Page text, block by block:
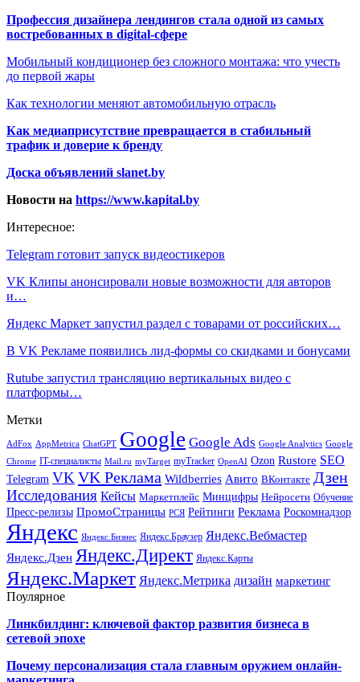
Профессия дизайнера лендингов стала одной из самых
востребованных в digital-сфере
Мобильный кондиционер без сложного монтажа: что учесть
до первой жары
Как технологии меняют автомобильную отрасль
Как медиаприсутствие превращается в стабильный
трафик и доверие к бренду
Доска объявлений slanet.by
Новости на https://www.kapital.by
Интересное:
Telegram готовит запуск видеостикеров
VK Клипы анонсировали новые возможности для авторов
и…
Яндекс Маркет запустил раздел с товарами от российских…
В VK Рекламе появились лид-формы со скидками и бонусами
Rutube запустил трансляцию вертикальных видео с
платформы…
Метки
AdFox AppMetrica ChatGPT Google Google Ads Google Analytics Google
Chrome IT-специалисты Mail.ru myTarget myTracker OpenAI Ozon Rustore SEO
Telegram VK VK Реклама Wildberries Авито ВКонтакте Дзен
Исследования Кейсы Маркетплейс Минцифры Нейросети Обучение
Пресс-релизы ПромоСтраницы РСЯ Рейтинги Реклама Роскомнадзор
Яндекс Яндекс.Бизнес Яндекс.Браузер Яндекс.Вебмастер
Яндекс.Дзен Яндекс.Директ Яндекс.Карты
Яндекс.Маркет Яндекс.Метрика дизайн маркетинг
Поулярное
Линкбилдинг: ключевой фактор развития бизнеса в
сетевой эпохе
Почему персонализация стала главным оружием онлайн-